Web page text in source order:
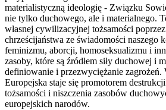
materialistyczną ideologię - Związku
nie tylko duchowego, ale i materialnego.
własnej cywilizacyjnej tożsamości
chrześcijaństwa ze świadomości naszego
feminizmu, aborcji, homoseksualizmu i
zasoby, które są źródłem siły duchowej i
definiowanie i przezwyciężanie
Europejska staje się promotorem
tożsamości i niszczenia zasobów
europejskich narodów.